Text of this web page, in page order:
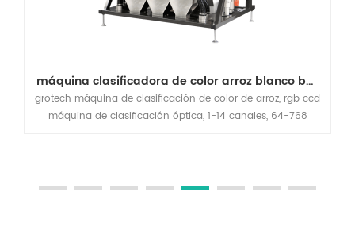
máquina clasificadora de color arroz blanco basmatic 2 t / h
grotech máquina de clasificación de color de arroz, rgb ccd
máquina de clasificación óptica, 1-14 canales, 64-768
arroz.